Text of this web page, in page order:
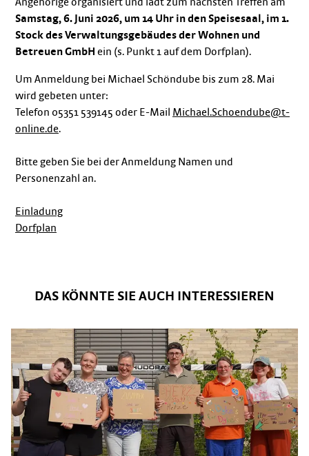
Angehörige organisiert und lädt zum nächsten Treffen am
Samstag, 6. Juni 2026, um 14 Uhr in den Speisesaal, im 1.
Stock des Verwaltungsgebäudes der Wohnen und
Betreuen GmbH ein (s. Punkt 1 auf dem Dorfplan).
Um Anmeldung bei Michael Schöndube bis zum 28. Mai
wird gebeten unter:
Telefon 05351 539145 oder E-Mail Michael.Schoendube@t-
online.de.
Bitte geben Sie bei der Anmeldung Namen und
Personenzahl an.
Einladung
Dorfplan
DAS KÖNNTE SIE AUCH INTERESSIEREN